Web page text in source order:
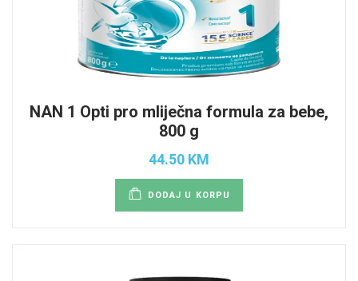
NAN 1 Opti pro mliječna formula za bebe,
800 g
44.50 KM
DODAJ U KORPU